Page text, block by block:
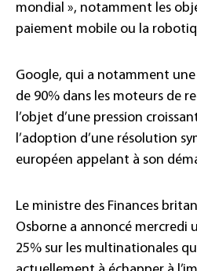
mondial », notamment les
paiement mobile ou la
Google, qui a notamment
de 90% dans les moteurs de
l’objet d’une pression
l’adoption d’une résolution
européen appelant à son
Le ministre des Finances
Osborne a annoncé mercredi
25% sur les multinationales